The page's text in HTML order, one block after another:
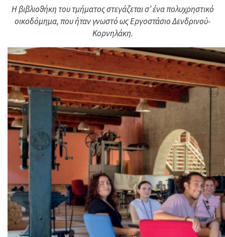
Η βιβλιοθήκη του τμήματος στεγάζεται σ’ ένα πολυχρηστικό
οικοδόμημα, που ήταν γνωστό ως Εργοστάσιο Δενδρινού-
Κορνηλάκη.